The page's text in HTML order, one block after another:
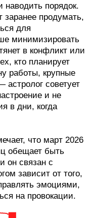
наводить порядок.
заранее продумать,
для
минимизировать
в конфликт или
кто планирует
работы, крупные
советует
и не
в дни, когда
что март 2026
обещает быть
он связан с
зависит от того,
эмоциями,
на провокации.